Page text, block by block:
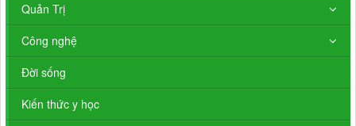
Quản Trị
Công nghệ
Đời sống
Kiến thức y học